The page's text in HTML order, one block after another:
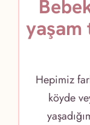
yaşam
Hepimiz
köyde